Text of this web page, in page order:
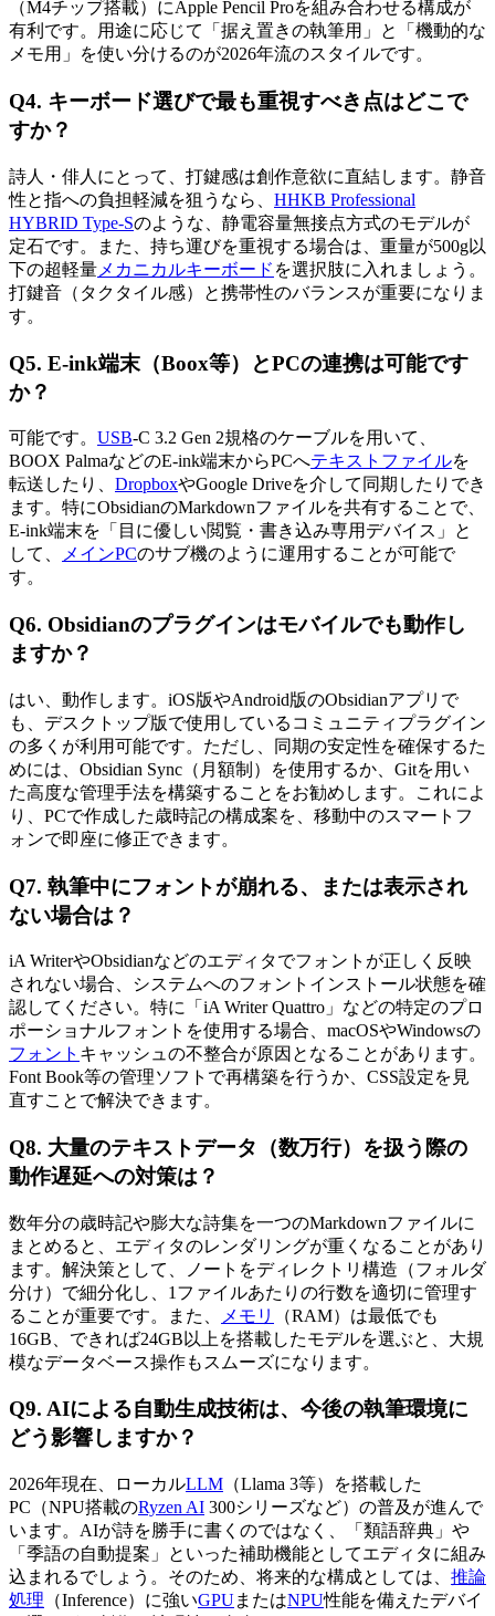
（M4チップ搭載）にApple Pencil Proを組み合わせる構成が
有利です。用途に応じて「据え置きの執筆用」と「機動的な
メモ用」を使い分けるのが2026年流のスタイルです。
Q4. キーボード選びで最も重視すべき点はどこで
すか？
詩人・俳人にとって、打鍵感は創作意欲に直結します。静音
性と指への負担軽減を狙うなら、 HHKB Professional
HYBRID Type-Sのような、静電容量無接点方式のモデルが
定石です。また、持ち運びを重視する場合は、重量が500g以
下の超軽量 メカニカルキーボード を選択肢に入れましょう。
打鍵音（タクタイル感）と携帯性のバランスが重要になりま
す。
Q5. E-ink端末（Boox等）とPCの連携は可能です
か？
可能です。 USB-C 3.2 Gen 2規格のケーブルを用いて、
BOOX PalmaなどのE-ink端末からPCへテキストファイルを
転送したり、 DropboxやGoogle Driveを介して同期したりでき
ます。特にObsidianのMarkdownファイルを共有することで、
E-ink端末を「目に優しい閲覧・書き込み専用デバイス」と
して、
メインPCのサブ機のように運用することが可能で
す。
Q6. Obsidianのプラグインはモバイルでも動作し
ますか？
はい、動作します。iOS版やAndroid版のObsidianアプリで
も、デスクトップ版で使用しているコミュニティプラグイン
の多くが利用可能です。ただし、同期の安定性を確保するた
めには、Obsidian Sync（月額制）を使用するか、Gitを用い
た高度な管理手法を構築することをお勧めします。これによ
り、PCで作成した歳時記の構成案を、移動中のスマートフ
ォンで即座に修正できます。
Q7. 執筆中にフォントが崩れる、または表示され
ない場合は？
iA WriterやObsidianなどのエディタでフォントが正しく反映
されない場合、システムへのフォントインストール状態を確
認してください。特に「iA Writer Quattro」などの特定のプロ
ポーショナルフォントを使用する場合、macOSやWindowsの
フォント キャッシュの不整合が原因となることがあります。
Font Book等の管理ソフトで再構築を行うか、CSS設定を見
直すことで解決できます。
Q8. 大量のテキストデータ（数万行）を扱う際の
動作遅延への対策は？
数年分の歳時記や膨大な詩集を一つのMarkdownファイルに
まとめると、エディタのレンダリングが重くなることがあり
ます。解決策として、ノートをディレクトリ構造（フォルダ
分け）で細分化し、1ファイルあたりの行数を適切に管理す
ることが重要です。また、
メモリ
（RAM）は最低でも
16GB、できれば24GB以上を搭載したモデルを選ぶと、大規
模なデータベース操作もスムーズになります。
Q9. AIによる自動生成技術は、今後の執筆環境に
どう影響しますか？
2026年現在、ローカルLLM （Llama 3等）を搭載した
PC（NPU搭載のRyzen AI 300シリーズなど）の普及が進んで
います。AIが詩を勝手に書くのではなく、「類語辞典」や
「季語の自動提案」といった補助機能としてエディタに組み
込まれるでしょう。そのため、将来的な構成としては、 推論
処理 （Inference）に強いGPUまたはNPU性能を備えたデバイ